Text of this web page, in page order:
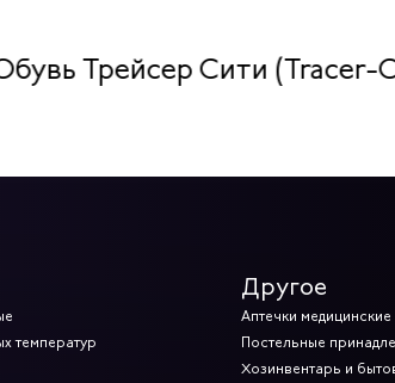
Трейсер Сити (Tracer-
температур
Другое
Аптечки медицинские
Постельные
Хозинвентарь и